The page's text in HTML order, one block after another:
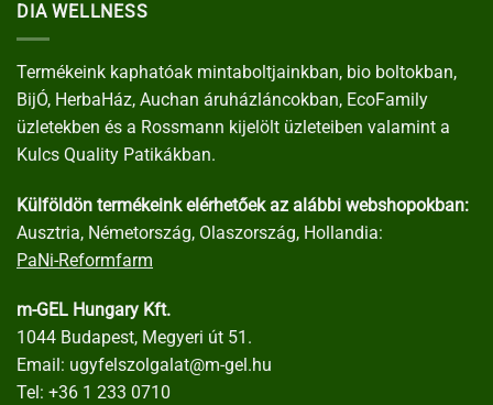
DIA WELLNESS
Termékeink kaphatóak mintaboltjainkban, bio boltokban,
BijÓ, HerbaHáz, Auchan áruházláncokban, EcoFamily
üzletekben és a Rossmann kijelölt üzleteiben valamint a
Kulcs Quality Patikákban.
Külföldön termékeink elérhetőek az alábbi webshopokban:
Ausztria, Németország, Olaszország, Hollandia:
PaNi-Reformfarm
m-GEL Hungary Kft.
1044 Budapest, Megyeri út 51.
Email: ugyfelszolgalat@m-gel.hu
Tel: +36 1 233 0710